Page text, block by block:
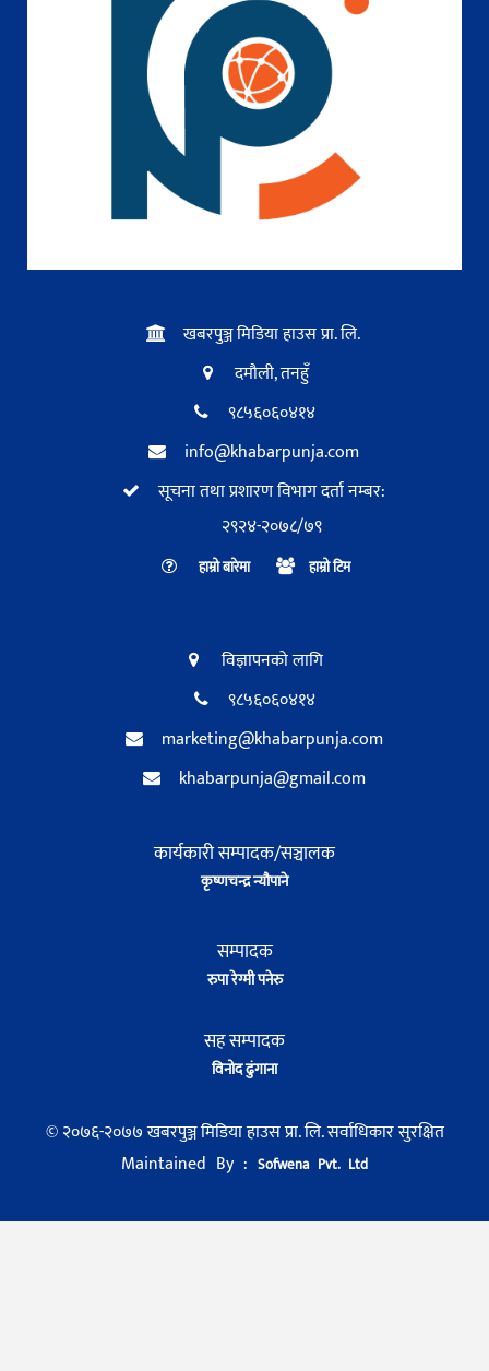
खबरपुञ्ज मिडिया हाउस प्रा. लि.
दमौली, तनहुँ
९८५६०६०४१४
info@khabarpunja.com
सूचना तथा प्रशारण विभाग दर्ता नम्बर:
२९२४-२०७८/७९
हाम्रो बारेमा हाम्रो टिम
विज्ञापनको लागि
९८५६०६०४१४
marketing@khabarpunja.com
khabarpunja@gmail.com
कार्यकारी सम्पादक/सञ्चालक
कृष्णचन्द्र न्यौपाने
सम्पादक
रुपा रेग्मी पनेरु
सह सम्पादक
विनोद ढुंगाना
© २०७६-२०७७ खबरपुञ्ज मिडिया हाउस प्रा. लि. सर्वाधिकार सुरक्षित
Maintained By : Sofwena Pvt. Ltd